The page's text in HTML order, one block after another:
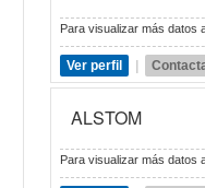
Para visualizar más datos
Ver perfil
ALSTOM
Para visualizar más datos